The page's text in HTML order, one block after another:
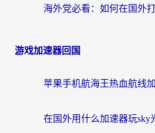
游戏加速器回国